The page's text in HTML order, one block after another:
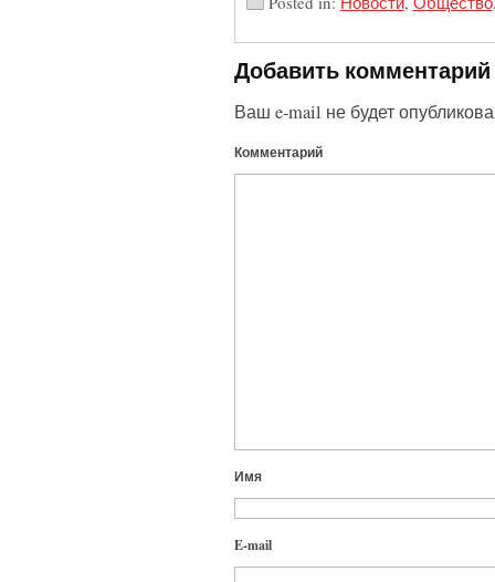
Добавить комментарий
Ваш e-mail не будет
Комментарий
Имя
E-mail